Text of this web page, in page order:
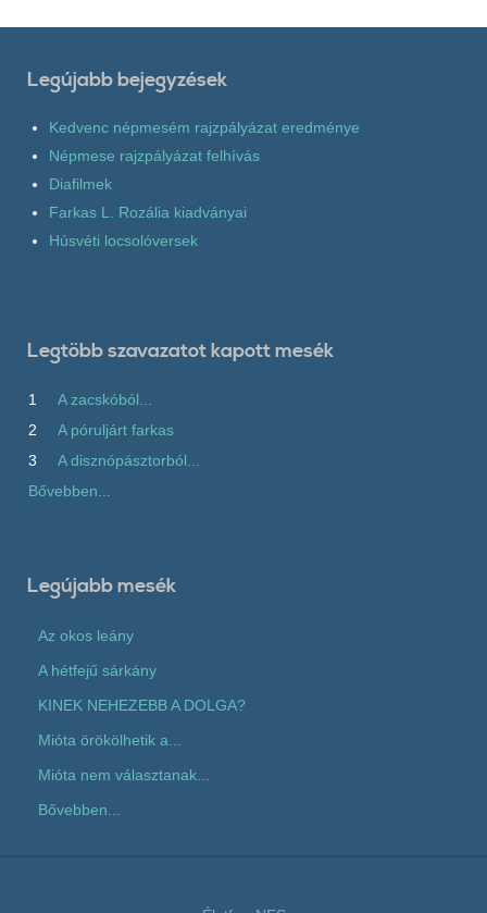
Legújabb bejegyzések
Kedvenc népmesém rajzpályázat eredménye
Népmese rajzpályázat felhívás
Diafilmek
Farkas L. Rozália kiadványai
Húsvéti locsolóversek
Legtöbb szavazatot kapott mesék
1
A zacskóból...
2
A póruljárt farkas
3
A disznópásztorból...
Bővebben...
Legújabb mesék
Az okos leány
A hétfejű sárkány
KINEK NEHEZEBB A DOLGA?
Mióta örökölhetik a...
Mióta nem választanak...
Bővebben...